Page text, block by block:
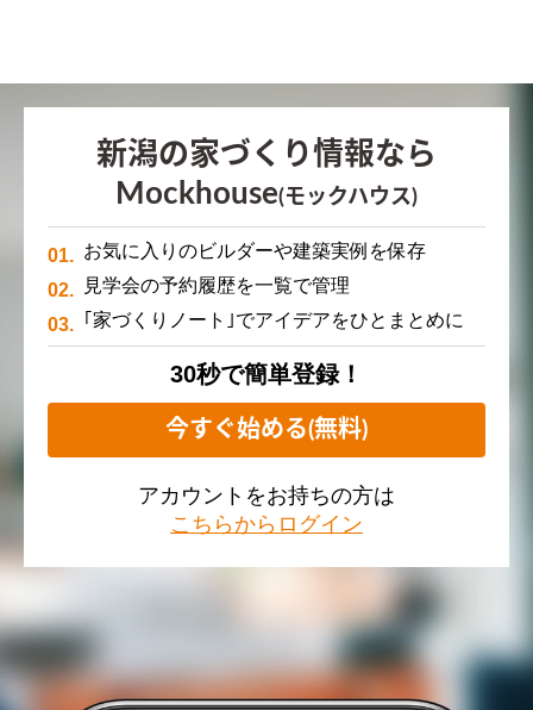
新潟の家づくり情報なら
Mockhouse(モックハウス)
お気に入りのビルダーや建築実例を保存
見学会の予約履歴を一覧で管理
｢家づくりノート｣でアイデアをひとまとめに
30秒で簡単登録！
今すぐ始める(無料)
アカウントをお持ちの方は
こちらからログイン